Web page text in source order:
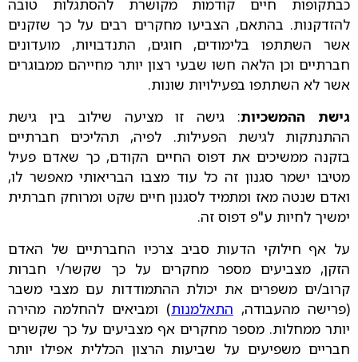
כבתקופות חיים קודמות מקושרת להסתגלות טובה
להזדקנות. בהתאם, הצביעו מחקרים רבים על כך שזקנים
אשר השתתפו בלימודים, חוגים, התנדבויות, מועדונים
חברתיים וכן הלאה חשו שבעי רצון יותר מחייהם ממבוגרים
אשר לא השתתפו בפעילויות שונות.
גישת ההמשכיות: גישה זו מציעה שילוב בין גישת
ההתנתקות לגישת הפעילות. לפיה, תהליכים חברתיים
בזקנה ממשיכים את דפוס החיים הקודם, כך שאדם פעיל
מטיבו ישמר סגנון זה כל עוד מצבו הבריאותי מאפשר לו,
ואדם שנטה מאז ומתמיד לסגנון חיים שקט ומרוחק חברתית
ימשיך לחיות ע"פ דפוס זה.
על אף חילוקי הדעות סביב צרכיו החברתיים של האדם
הזקן, מצביעים מספר מחקרים על כך שקשר/י חברות
קרוב/ים משפרים את יכולת ההתמודדות עם מצבי משבר
(פרישה מהעבודה, התאלמנות) ומביאים להחלמה מהירה
יותר ממחלות. מספר מחקרים אף מצביעים על כך שקשרים
חבריים משפיעים על שביעות הרצון הכללית אפילו יותר